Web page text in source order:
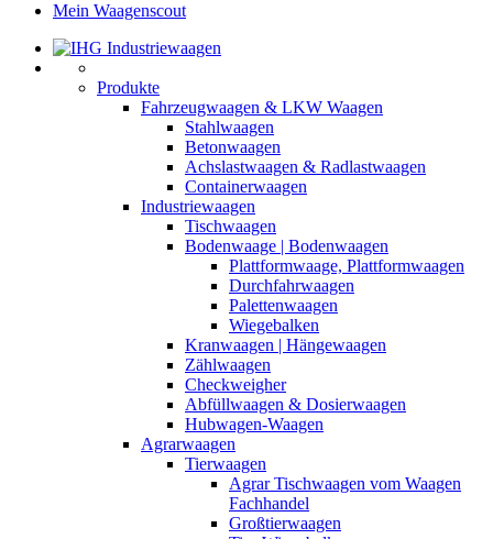
Mein Waagenscout
Produkte
Fahrzeugwaagen & LKW Waagen
Stahlwaagen
Betonwaagen
Achslastwaagen & Radlastwaagen
Containerwaagen
Industriewaagen
Tischwaagen
Bodenwaage | Bodenwaagen
Plattformwaage, Plattformwaagen
Durchfahrwaagen
Palettenwaagen
Wiegebalken
Kranwaagen | Hängewaagen
Zählwaagen
Checkweigher
Abfüllwaagen & Dosierwaagen
Hubwagen-Waagen
Agrarwaagen
Tierwaagen
Agrar Tischwaagen vom Waagen
Fachhandel
Großtierwaagen